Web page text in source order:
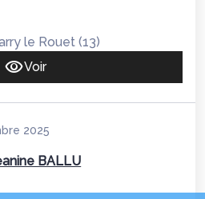
le Rouet (13)
Voir
2025
BALLU